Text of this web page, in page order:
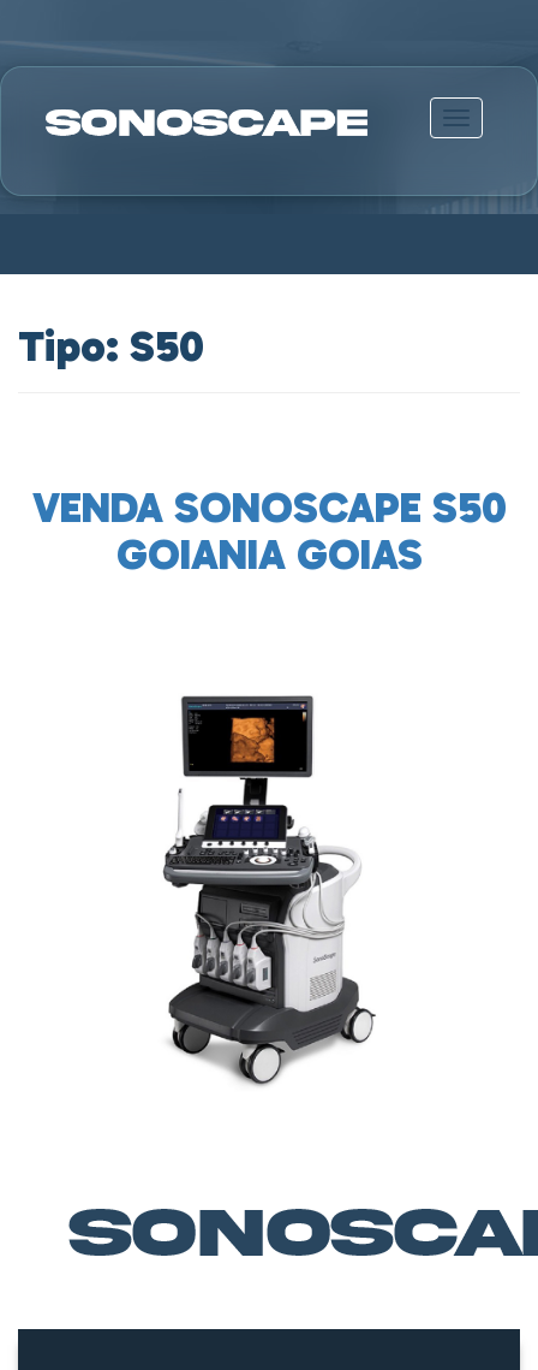
Alternar
Tipo: S50
VENDA SONOSCAPE S50
GOIANIA GOIAS